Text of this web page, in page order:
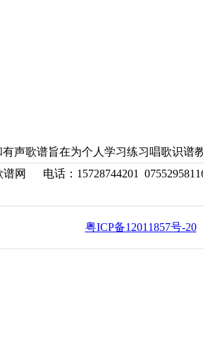
声歌谱旨在为个人学习练习唱歌识谱
谱网
电话：15728744201
粤ICP备12011857号-20